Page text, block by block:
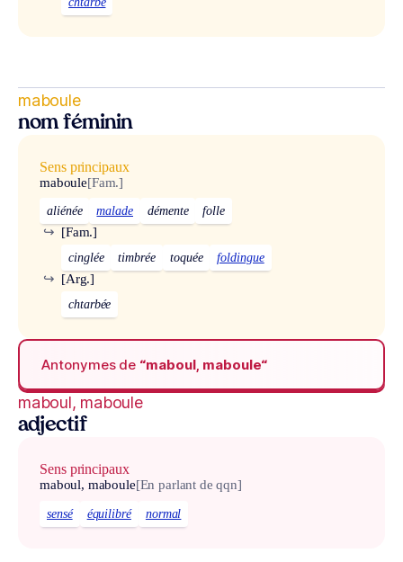
maboule
nom féminin
Sens principaux
maboule[Fam.]
aliénée malade démente folle
[Fam.]
↪
cinglée timbrée toquée foldingue
[Arg.]
↪
chtarbée
Antonymes de “maboul, maboule“
maboul, maboule
adjectif
Sens principaux
maboul, maboule[En parlant de qqn]
sensé équilibré normal